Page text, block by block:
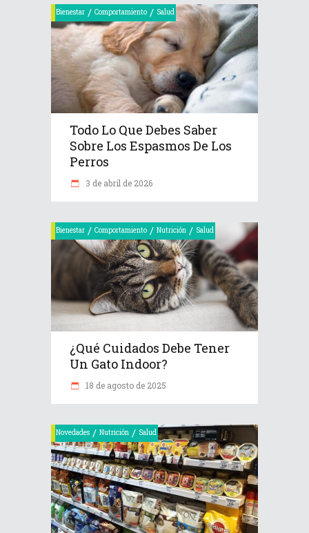
Bienestar / Comportamiento / Salud
Todo Lo Que Debes Saber
Sobre Los Espasmos De Los
Perros
3 de abril de 2026
Bienestar / Comportamiento / Nutrición / Salud
¿Qué Cuidados Debe Tener
Un Gato Indoor?
18 de agosto de 2025
Novedades / Nutrición / Salud